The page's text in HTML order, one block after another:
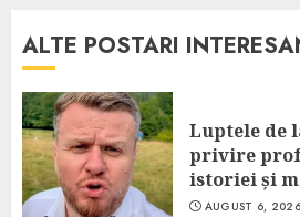
ALTE POSTARI
Luptele de
privire
istoriei și
AUGUST 6, 2026